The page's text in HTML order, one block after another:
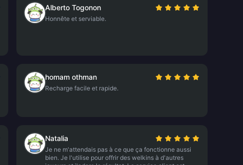
Alberto Togonon
Honnête et serviable.
homam othman
Recharge facile et rapide.
Natalia
Je ne m'attendais pas à ce que ça fonctionne aussi
bien. Je l'utilise pour offrir des welkins à d'autres